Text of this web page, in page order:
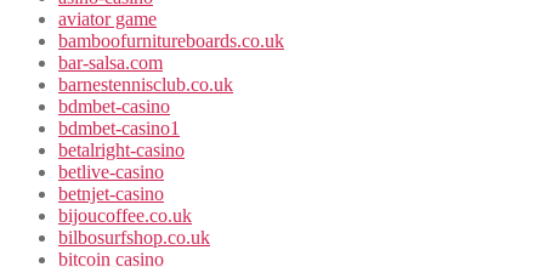
aviator game
bamboofurnitureboards.co.uk
bar-salsa.com
barnestennisclub.co.uk
bdmbet-casino
bdmbet-casino1
betalright-casino
betlive-casino
betnjet-casino
bijoucoffee.co.uk
bilbosurfshop.co.uk
bitcoin casino